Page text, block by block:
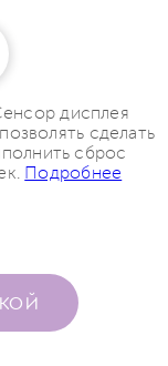
дисплея
сделать
сброс
Подробнее